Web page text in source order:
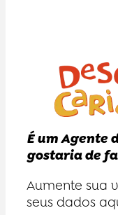
É um Agente
gostaria de
Aumente sua
seus dados